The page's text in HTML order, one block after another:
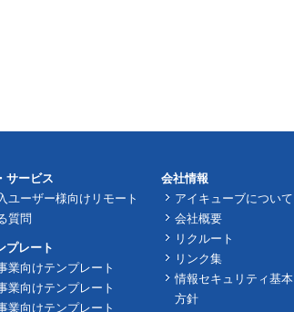
サービス
ユーザー様向けリモート
質問
プレート
業向けテンプレート
業向けテンプレート
業向けテンプレート
会社情報
アイキューブについて
会社概要
リクルート
リンク集
情報セキュリティ基本
方針